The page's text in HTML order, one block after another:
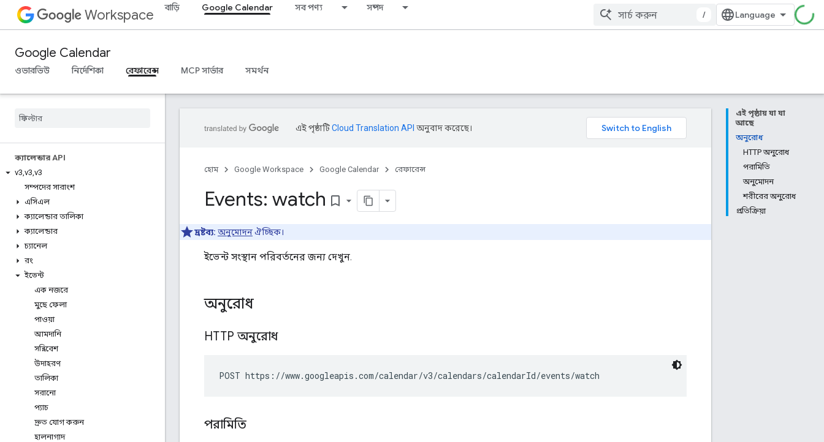
Workspace বাড়ি Google Calendar সব পণ্য সম্পদ
/
Google Calendar
ওভারভিউ নির্দেশিকা রেফারেন্স MCP সার্ভার সমর্থন
ক্যালেন্ডার API
v3,v3,v3
সম্পদের সারাংশ
এসিএল
ক্যালেন্ডার তালিকা
ক্যালেন্ডার
চ্যানেল
রং
ইভেন্ট
এক নজরে
মুছে ফেলা
পাওয়া
আমদানি
সন্নিবেশ
উদাহরণ
তালিকা
সরানো
প্যাচ
দ্রুত যোগ করুন
হালনাগাদ
এই পৃষ্ঠায় যা যা
আছে
অনুরোধ
HTTP অনুরোধ
পরামিতি
অনুমোদন
শরীরের অনুরোধ
প্রতিক্রিয়া
এই পৃষ্ঠাটিCloud Translation API অনুবাদ করেছে।
হোম Google Workspace Google Calendar রেফারেন্স
Events: watch bookmark_border
দ্রষ্টব্য: অনুমোদন ঐচ্ছিক।
ইভেন্ট সংস্থান পরিবর্তনের জন্য দেখুন.
অনুরোধ
HTTP অনুরোধ
POST https://www.googleapis.com/calendar/v3/calendars/calendarId/events/watch
পরামিতি